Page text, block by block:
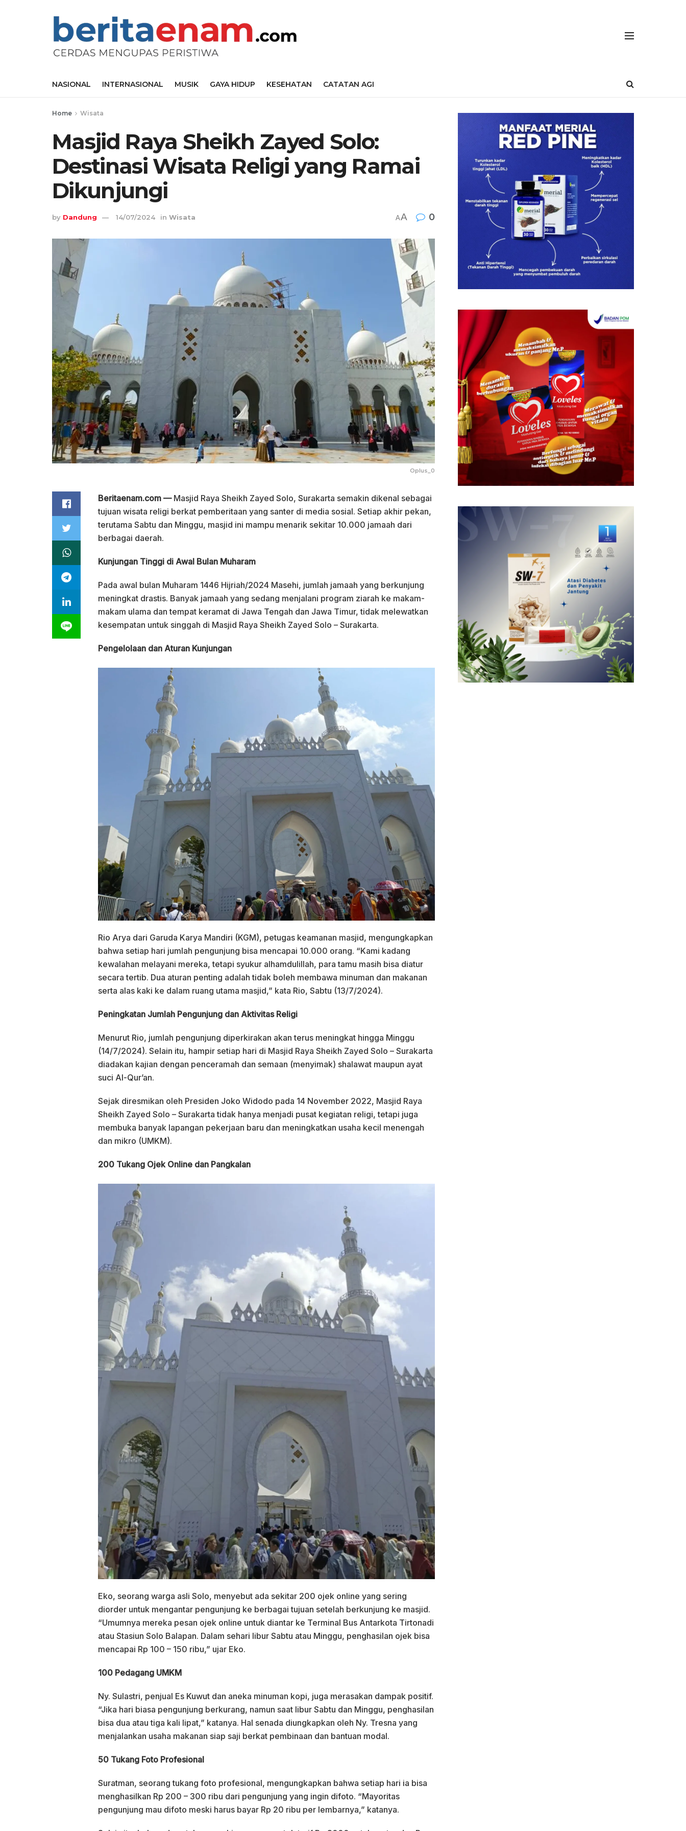
NASIONAL INTERNASIONAL MUSIK GAYA HIDUP KESEHATAN CATATAN AGI
Home Wisata
Masjid Raya Sheikh Zayed Solo:
Destinasi Wisata Religi yang Ramai
Dikunjungi
by Dandung 14/07/2024 in Wisata AA 0
Oplus_0
Beritaenam.com —Masjid Raya Sheikh Zayed Solo, Surakarta semakin dikenal sebagai
tujuan wisata religi berkat pemberitaan yang santer di media sosial. Setiap akhir pekan,
terutama Sabtu dan Minggu, masjid ini mampu menarik sekitar 10.000 jamaah dari
berbagai daerah.
Kunjungan Tinggi di Awal Bulan Muharam
Pada awal bulan Muharam 1446 Hijriah/2024 Masehi, jumlah jamaah yang berkunjung
meningkat drastis. Banyak jamaah yang sedang menjalani program ziarah ke makam-
makam ulama dan tempat keramat di Jawa Tengah dan Jawa Timur, tidak melewatkan
kesempatan untuk singgah di Masjid Raya Sheikh Zayed Solo – Surakarta.
Pengelolaan dan Aturan Kunjungan
Rio Arya dari Garuda Karya Mandiri (KGM), petugas keamanan masjid, mengungkapkan
bahwa setiap hari jumlah pengunjung bisa mencapai 10.000 orang. “Kami kadang
kewalahan melayani mereka, tetapi syukur alhamdulillah, para tamu masih bisa diatur
secara tertib. Dua aturan penting adalah tidak boleh membawa minuman dan makanan
serta alas kaki ke dalam ruang utama masjid,” kata Rio, Sabtu (13/7/2024).
Peningkatan Jumlah Pengunjung dan Aktivitas Religi
Menurut Rio, jumlah pengunjung diperkirakan akan terus meningkat hingga Minggu
(14/7/2024). Selain itu, hampir setiap hari di Masjid Raya Sheikh Zayed Solo – Surakarta
diadakan kajian dengan penceramah dan semaan (menyimak) shalawat maupun ayat
suci Al-Qur’an.
Sejak diresmikan oleh Presiden Joko Widodo pada 14 November 2022, Masjid Raya
Sheikh Zayed Solo – Surakarta tidak hanya menjadi pusat kegiatan religi, tetapi juga
membuka banyak lapangan pekerjaan baru dan meningkatkan usaha kecil menengah
dan mikro (UMKM).
200 Tukang Ojek Online dan Pangkalan
Eko, seorang warga asli Solo, menyebut ada sekitar 200 ojek online yang sering
diorder untuk mengantar pengunjung ke berbagai tujuan setelah berkunjung ke masjid.
“Umumnya mereka pesan ojek online untuk diantar ke Terminal Bus Antarkota Tirtonadi
atau Stasiun Solo Balapan. Dalam sehari libur Sabtu atau Minggu, penghasilan ojek bisa
mencapai Rp 100 – 150 ribu,” ujar Eko.
100 Pedagang UMKM
Ny. Sulastri, penjual Es Kuwut dan aneka minuman kopi, juga merasakan dampak positif.
“Jika hari biasa pengunjung berkurang, namun saat libur Sabtu dan Minggu, penghasilan
bisa dua atau tiga kali lipat,” katanya. Hal senada diungkapkan oleh Ny. Tresna yang
menjalankan usaha makanan siap saji berkat pembinaan dan bantuan modal.
50 Tukang Foto Profesional
Suratman, seorang tukang foto profesional, mengungkapkan bahwa setiap hari ia bisa
menghasilkan Rp 200 – 300 ribu dari pengunjung yang ingin difoto. “Mayoritas
pengunjung mau difoto meski harus bayar Rp 20 ribu per lembarnya,” katanya.